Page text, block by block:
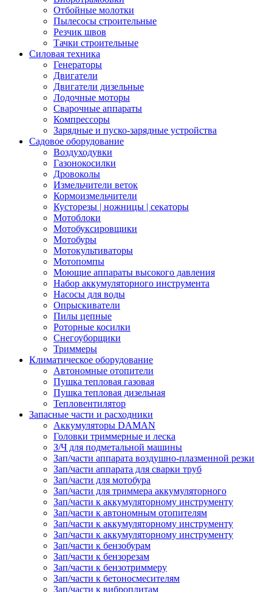
Отбойные молотки
Пылесосы строительные
Резчик швов
Тачки строительные
Силовая техника
Генераторы
Двигатели
Двигатели дизельные
Лодочные моторы
Сварочные аппараты
Компрессоры
Зарядные и пуско-зарядные устройства
Садовое оборудование
Воздуходувки
Газонокосилки
Дровоколы
Измельчители веток
Кормоизмельчители
Кусторезы | ножницы | секаторы
Мотоблоки
Мотобуксировщики
Мотобуры
Мотокультиваторы
Мотопомпы
Моющие аппараты высокого давления
Набор аккумуляторного инструмента
Насосы для воды
Опрыскиватели
Пилы цепные
Роторные косилки
Снегоуборщики
Триммеры
Климатическое оборудование
Автономные отопители
Пушка тепловая газовая
Пушка тепловая дизельная
Тепловентилятор
Запасные части и расходники
Аккумуляторы DAMAN
Головки триммерные и леска
З/Ч для подметальной машины
Зап/части аппарата воздушно-плазменной резки
Зап/части аппарата для сварки труб
Зап/части для мотобура
Зап/части для триммера аккумуляторного
Зап/части к аккумуляторному инструменту
Зап/части к автономным отопителям
Зап/части к аккумуляторному инструменту
Зап/части к аккумуляторному инструменту
Зап/части к бензобурам
Зап/части к бензорезам
Зап/части к бензотриммеру
Зап/части к бетоносмесителям
Зап/части к виброплитам